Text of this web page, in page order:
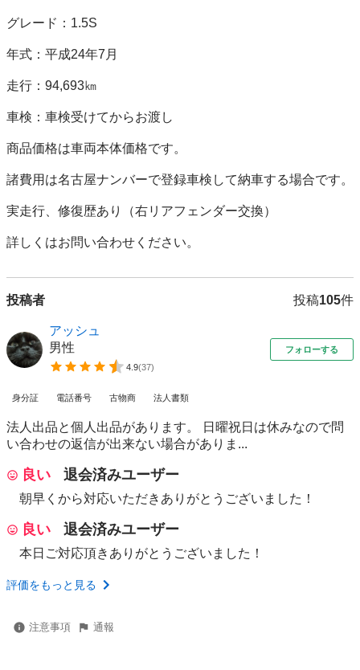
グレード：1.5S
年式：平成24年7月
走行：94,693㎞
車検：車検受けてからお渡し
商品価格は車両本体価格です。
諸費用は名古屋ナンバーで登録車検して納車する場合です。
実走行、修復歴あり（右リアフェンダー交換）
投稿者 投稿105件
アッシュ
男性
4.9(37)
フォローする
身分証 電話番号 古物商 法人書類
法人出品と個人出品があります。 日曜祝日は休みなので問
い合わせの返信が出来ない場合がありま...
良い 退会済みユーザー
朝早くから対応いただきありがとうございました！
良い 退会済みユーザー
本日ご対応頂きありがとうございました！
評価をもっと見る
注意事項 通報